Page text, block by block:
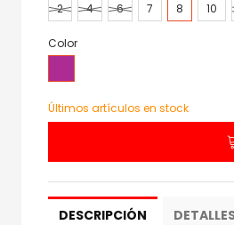
2
4 6 7 8 10
Color
Últimos artículos en stock
DESCRIPCIÓN